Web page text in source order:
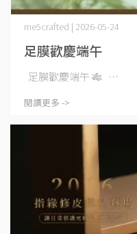
足膜歡慶端午
me5crafted | 2026-05-24
足膜歡慶端午 🎋 ⋯
閱讀更多 ->